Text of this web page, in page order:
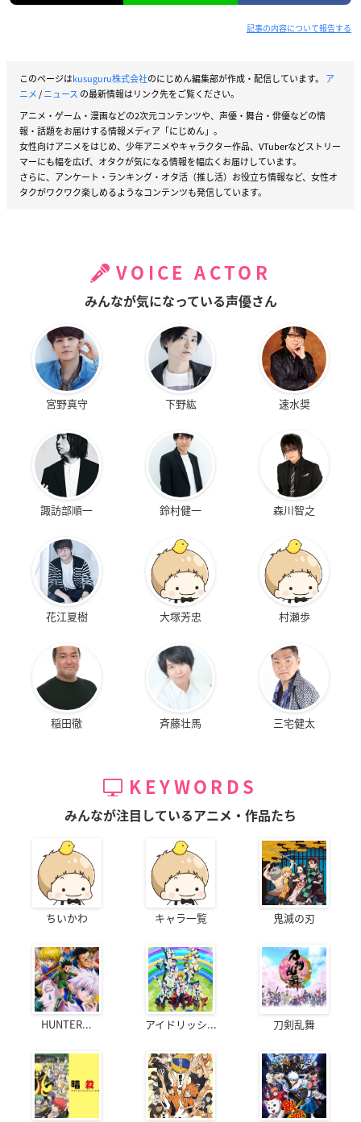
記事の内容について報告する
このページはkusuguru株式会社のにじめん編集部が作成・配信しています。 ア
ニメ/ニュース の最新情報はリンク先をご覧ください。
アニメ・ゲーム・漫画などの2次元コンテンツや、声優・舞台・俳優などの情
報・話題をお届けする情報メディア「にじめん」。
女性向けアニメをはじめ、少年アニメやキャラクター作品、VTuberなどストリー
マーにも幅を広げ、オタクが気になる情報を幅広くお届けしています。
さらに、アンケート・ランキング・オタ活（推し活）お役立ち情報など、女性オ
タクがワクワク楽しめるようなコンテンツも発信しています。
VOICE ACTOR
みんなが気になっている声優さん
宮野真守 下野紘 速水奨
諏訪部順一 鈴村健一 森川智之
花江夏樹 大塚芳忠 村瀬歩
稲田徹 斉藤壮馬 三宅健太
KEYWORDS
みんなが注目しているアニメ・作品たち
ちいかわ キャラ一覧 鬼滅の刃
HUNTER... アイドリッシ... 刀剣乱舞